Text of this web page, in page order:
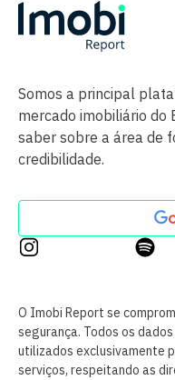
Somos a principal
mercado imobiliário do
saber sobre a área de
credibilidade.
O Imobi Report se
segurança. Todos os
utilizados exclusivamente
serviços, respeitando as